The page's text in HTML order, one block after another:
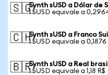
🇸🇬Synth sUSD a Dólar de
1 SUSD equivale a
🇨🇭Synth sUSD a Franco
1 SUSD equivale a
🇧🇷Synth sUSD a Real
1 SUSD equivale a 1,18 R$